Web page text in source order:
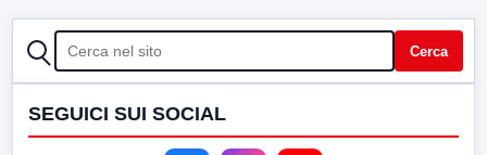
CERCA Cerca
SEGUICI SUI SOCIAL